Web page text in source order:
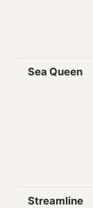
Sea Queen
Streamline